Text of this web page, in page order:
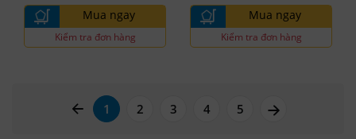
Mua ngay
Kiểm tra đơn hàng
Mua ngay
Kiểm tra đơn hàng
page left arrow
1 2 3 4 5